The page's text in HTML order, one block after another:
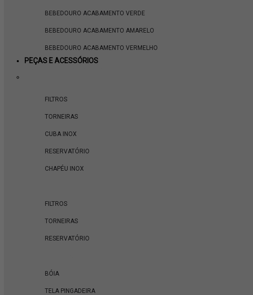
BEBEDOURO ACABAMENTO VERDE
BEBEDOURO ACABAMENTO AMARELO
BEBEDOURO ACABAMENTO VERMELHO
PEÇAS E ACESSÓRIOS
FILTROS
TORNEIRAS
CUBA INOX
RESERVATÓRIO
CHAPÉU INOX
FILTROS
TORNEIRAS
RESERVATÓRIO
BÓIA
TELA PINGADEIRA